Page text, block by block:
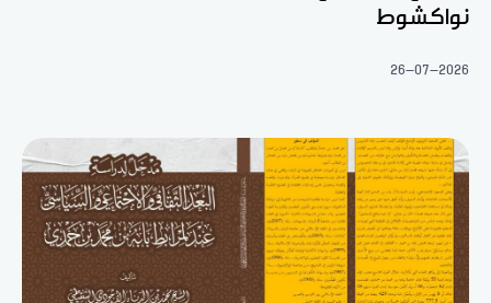
نواكشوط
26-07-2026